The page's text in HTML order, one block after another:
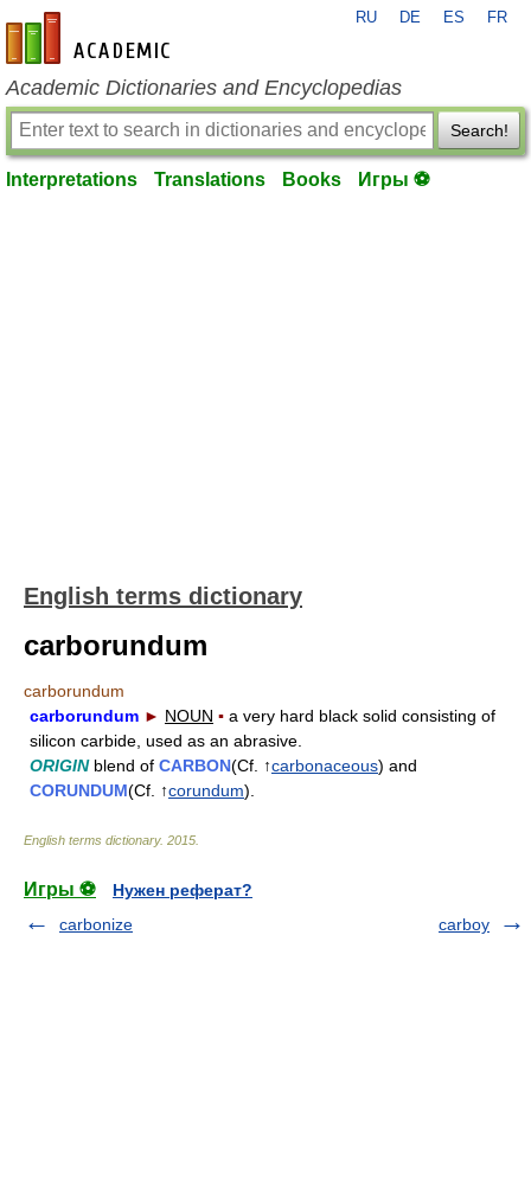
en-academic.com
RU DE ES FR
Academic Dictionaries and Encyclopedias
Search!
Interpretations Translations Books Игры ⚽
English terms dictionary
carborundum
carborundum
carborundum ► NOUN ▪ a very hard black solid consisting of
silicon carbide, used as an abrasive.
ORIGINblend of CARBON(Cf. ↑carbonaceous) and
CORUNDUM(Cf. ↑corundum).
English terms dictionary. 2015
Игры ⚽
Нужен реферат?
carbonize
carboy